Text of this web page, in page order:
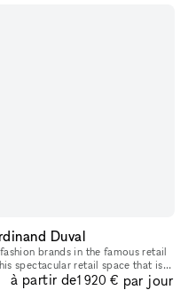
Duval
brands in the famous retail
spectacular retail space that is
are
à partir de1 920 € par jour